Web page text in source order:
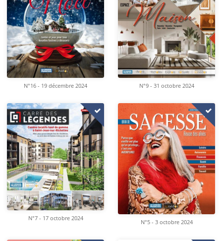
N°16 - 19 décembre 2024 N°9 - 31 octobre 2024
N°7 - 17 octobre 2024
N°5 - 3 octobre 2024